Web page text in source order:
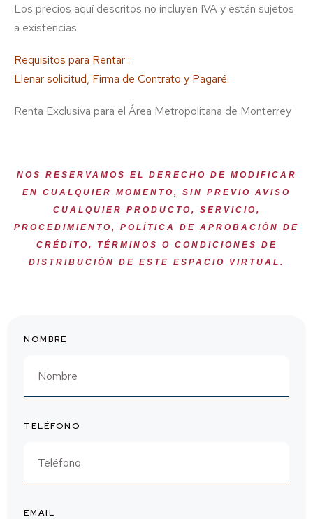
Los precios aquí descritos no incluyen IVA y están sujetos
a existencias.
Requisitos para Rentar :
Llenar solicitud, Firma de Contrato y Pagaré.
Renta Exclusiva para el Área Metropolitana de Monterrey
NOS RESERVAMOS EL DERECHO DE MODIFICAR
EN CUALQUIER MOMENTO, SIN PREVIO AVISO
CUALQUIER PRODUCTO, SERVICIO,
PROCEDIMIENTO, POLÍTICA DE APROBACIÓN DE
CRÉDITO, TÉRMINOS O CONDICIONES DE
DISTRIBUCIÓN DE ESTE ESPACIO VIRTUAL.
NOMBRE
TELÉFONO
EMAIL